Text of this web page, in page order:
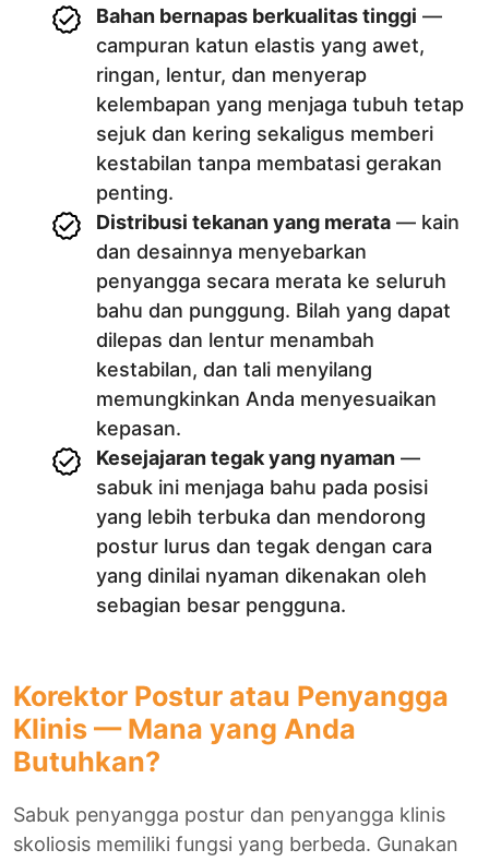
Bahan bernapas berkualitas tinggi —
campuran katun elastis yang awet,
ringan, lentur, dan menyerap
kelembapan yang menjaga tubuh tetap
sejuk dan kering sekaligus memberi
kestabilan tanpa membatasi gerakan
penting.
Distribusi tekanan yang merata — kain
dan desainnya menyebarkan
penyangga secara merata ke seluruh
bahu dan punggung. Bilah yang dapat
dilepas dan lentur menambah
kestabilan, dan tali menyilang
memungkinkan Anda menyesuaikan
kepasan.
Kesejajaran tegak yang nyaman —
sabuk ini menjaga bahu pada posisi
yang lebih terbuka dan mendorong
postur lurus dan tegak dengan cara
yang dinilai nyaman dikenakan oleh
sebagian besar pengguna.
Korektor Postur atau Penyangga
Klinis — Mana yang Anda
Butuhkan?
Sabuk penyangga postur dan penyangga klinis
skoliosis memiliki fungsi yang berbeda. Gunakan